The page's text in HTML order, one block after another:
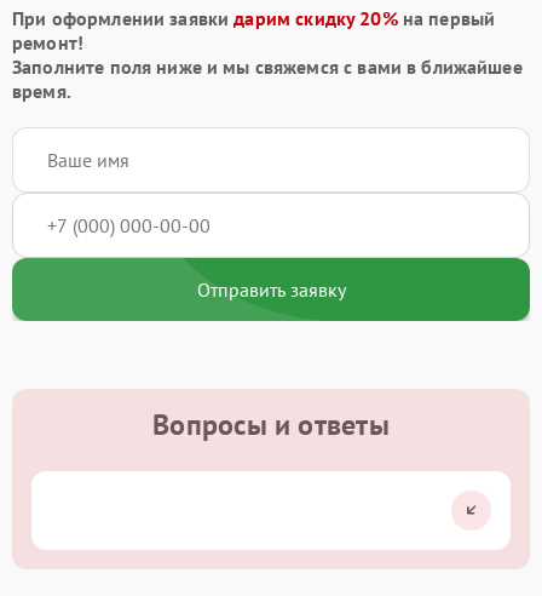
При оформлении заявкидарим скидку 20%на первый
ремонт!
Заполните поля ниже и мы свяжемся с вами в ближайшее
время.
Отправить заявку
Вопросы и ответы